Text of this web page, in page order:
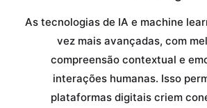
As tecnologias de IA e machine
vez mais avançadas, com
compreensão contextual e
interações humanas. Isso
plataformas digitais criem